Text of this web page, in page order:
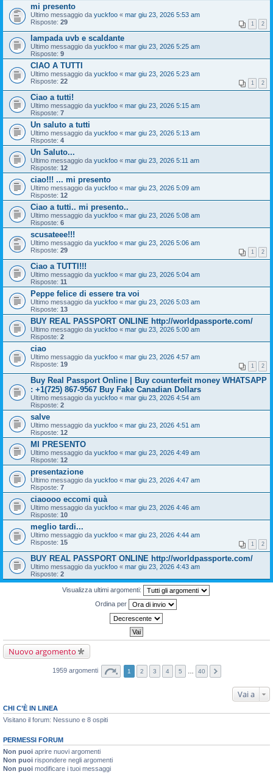
mi presento
Ultimo messaggio da yuckfoo « mar giu 23, 2026 5:53 am
Risposte: 29 1 2
lampada uvb e scaldante
Ultimo messaggio da yuckfoo « mar giu 23, 2026 5:25 am
Risposte: 9
CIAO A TUTTI
Ultimo messaggio da yuckfoo « mar giu 23, 2026 5:23 am
Risposte: 22 1 2
Ciao a tutti!
Ultimo messaggio da yuckfoo « mar giu 23, 2026 5:15 am
Risposte: 7
Un saluto a tutti
Ultimo messaggio da yuckfoo « mar giu 23, 2026 5:13 am
Risposte: 4
Un Saluto...
Ultimo messaggio da yuckfoo « mar giu 23, 2026 5:11 am
Risposte: 12
ciao!!! ... mi presento
Ultimo messaggio da yuckfoo « mar giu 23, 2026 5:09 am
Risposte: 12
Ciao a tutti.. mi presento..
Ultimo messaggio da yuckfoo « mar giu 23, 2026 5:08 am
Risposte: 6
scusateee!!!
Ultimo messaggio da yuckfoo « mar giu 23, 2026 5:06 am
Risposte: 29 1 2
Ciao a TUTTI!!!
Ultimo messaggio da yuckfoo « mar giu 23, 2026 5:04 am
Risposte: 11
Peppe felice di essere tra voi
Ultimo messaggio da yuckfoo « mar giu 23, 2026 5:03 am
Risposte: 13
BUY REAL PASSPORT ONLINE http://worldpassporte.com/
Ultimo messaggio da yuckfoo « mar giu 23, 2026 5:00 am
Risposte: 2
ciao
Ultimo messaggio da yuckfoo « mar giu 23, 2026 4:57 am
Risposte: 19 1 2
Buy Real Passport Online | Buy counterfeit money WHATSAPP
: +1(725) 867-9567 Buy Fake Canadian Dollars
Ultimo messaggio da yuckfoo « mar giu 23, 2026 4:54 am
Risposte: 2
salve
Ultimo messaggio da yuckfoo « mar giu 23, 2026 4:51 am
Risposte: 12
MI PRESENTO
Ultimo messaggio da yuckfoo « mar giu 23, 2026 4:49 am
Risposte: 12
presentazione
Ultimo messaggio da yuckfoo « mar giu 23, 2026 4:47 am
Risposte: 7
ciaoooo eccomi quà
Ultimo messaggio da yuckfoo « mar giu 23, 2026 4:46 am
Risposte: 10
meglio tardi...
Ultimo messaggio da yuckfoo « mar giu 23, 2026 4:44 am
Risposte: 15 1 2
BUY REAL PASSPORT ONLINE http://worldpassporte.com/
Ultimo messaggio da yuckfoo « mar giu 23, 2026 4:43 am
Risposte: 2
Visualizza ultimi argomenti:
Ordina per
Nuovo argomento
1959 argomenti 1 2 3 4 5 40
Vai a
CHI C’È IN LINEA
Visitano il forum: Nessuno e 8 ospiti
PERMESSI FORUM
Non puoi aprire nuovi argomenti
Non puoi rispondere negli argomenti
Non puoi modificare i tuoi messaggi